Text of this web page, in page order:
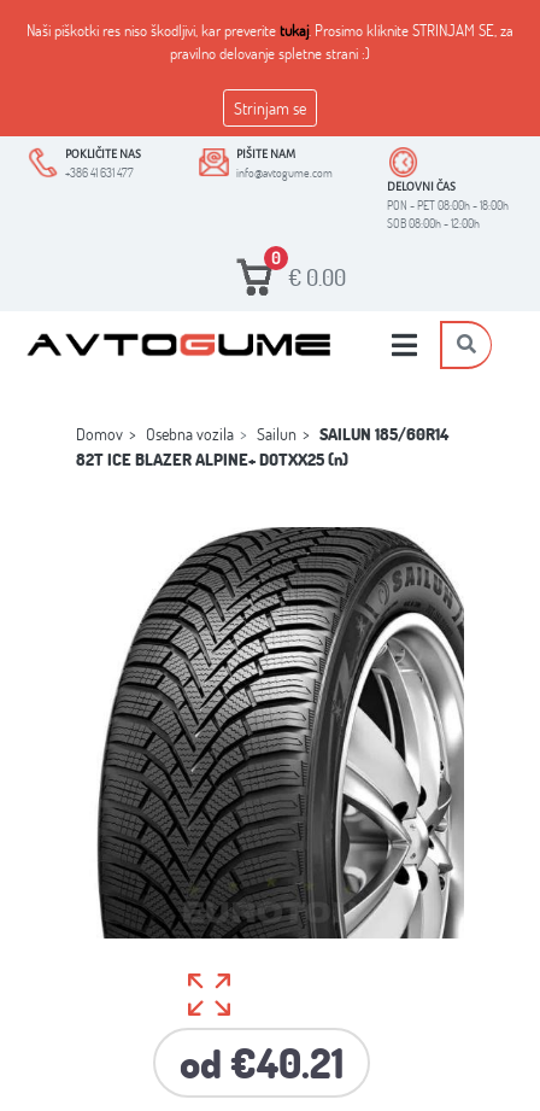
Naši piškotki res niso škodljivi, kar preveritetukaj. Prosimo kliknite STRINJAM SE, za
pravilno delovanje spletne strani :)
Strinjam se
POKLIČITE NAS
+386 41 631 477
PIŠITE NAM
info@avtogume.com
DELOVNI ČAS
PON - PET 08:00h - 18:00h
SOB 08:00h - 12:00h
0
€ 0.00
Domov Osebna vozila Sailun
SAILUN 185/60R14
82T ICE BLAZER ALPINE+ DOTXX25 (n)
od €40.21